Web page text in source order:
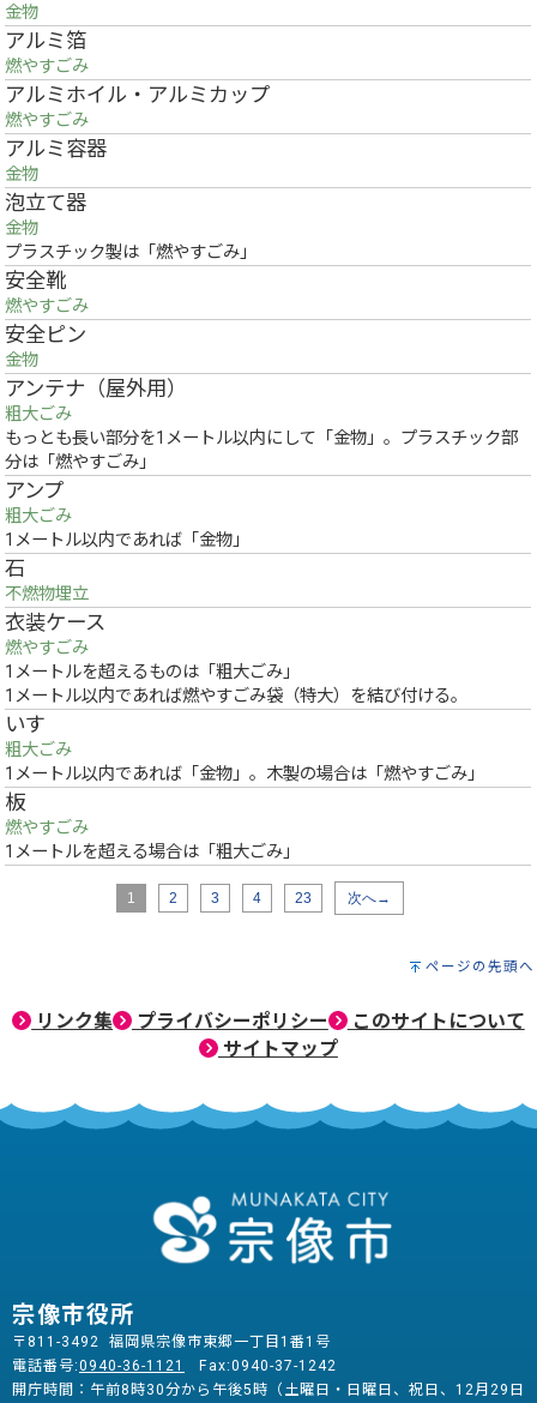
金物
アルミ箔
燃やすごみ
アルミホイル・アルミカップ
燃やすごみ
アルミ容器
金物
泡立て器
金物
プラスチック製は「燃やすごみ」
安全靴
燃やすごみ
安全ピン
金物
アンテナ（屋外用）
粗大ごみ
もっとも長い部分を1メートル以内にして「金物」。プラスチック部
分は「燃やすごみ」
アンプ
粗大ごみ
1メートル以内であれば「金物」
石
不燃物埋立
衣装ケース
燃やすごみ
1メートルを超えるものは「粗大ごみ」
1メートル以内であれば燃やすごみ袋（特大）を結び付ける。
いす
粗大ごみ
1メートル以内であれば「金物」。木製の場合は「燃やすごみ」
板
燃やすごみ
1メートルを超える場合は「粗大ごみ」
1 2 3 4 23 次へ→
ページの先頭へ
リンク集 プライバシーポリシー
このサイトについて
サイトマップ
宗像市役所
〒811-3492 福岡県宗像市東郷一丁目1番1号
電話番号:0940-36-1121
Fax:0940-37-1242
開庁時間：午前8時30分から午後5時（土曜日・日曜日、祝日、12月29日